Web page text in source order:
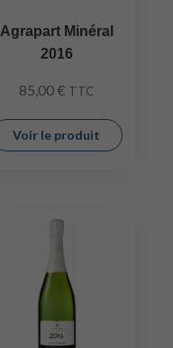
Agrapart Minéral
2016
85,00 € TTC
Voir le produit